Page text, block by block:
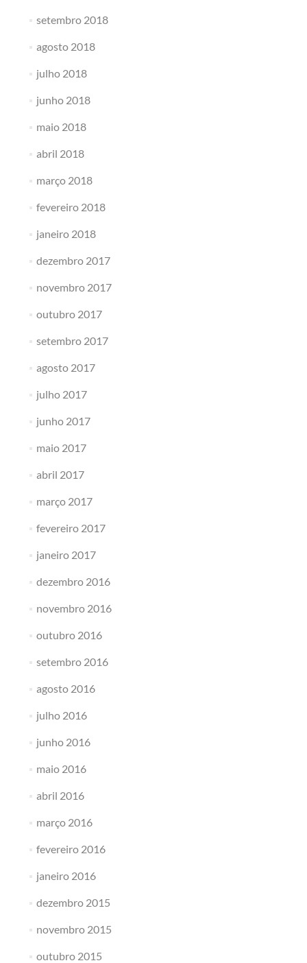
setembro 2018
agosto 2018
julho 2018
junho 2018
maio 2018
abril 2018
março 2018
fevereiro 2018
janeiro 2018
dezembro 2017
novembro 2017
outubro 2017
setembro 2017
agosto 2017
julho 2017
junho 2017
maio 2017
abril 2017
março 2017
fevereiro 2017
janeiro 2017
dezembro 2016
novembro 2016
outubro 2016
setembro 2016
agosto 2016
julho 2016
junho 2016
maio 2016
abril 2016
março 2016
fevereiro 2016
janeiro 2016
dezembro 2015
novembro 2015
outubro 2015